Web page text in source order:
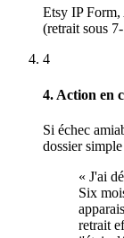
Etsy IP
(retrait sous
4
4. Action en
Si échec
dossier simple
« J'ai
Six
retrait